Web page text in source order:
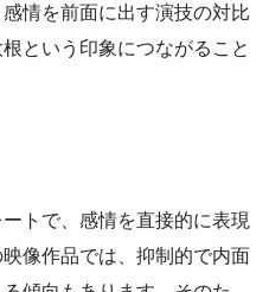
情を前面に出す演技の対比
という印象につながること
トで、感情を直接的に表現
像作品では、抑制的で内面